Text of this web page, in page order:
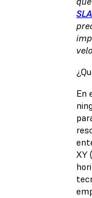
En
XY